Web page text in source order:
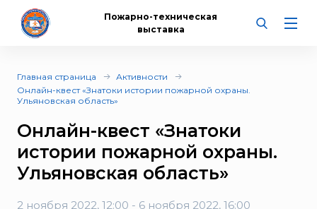
Пожарно-техническая
выставка
Главная страница
Активности
Онлайн-квест «Знатоки истории пожарной охраны.
Ульяновская область»
Онлайн-квест «Знатоки
истории пожарной охраны.
Ульяновская область»
2 ноября 2022, 12:00 - 6 ноября 2022, 16:00